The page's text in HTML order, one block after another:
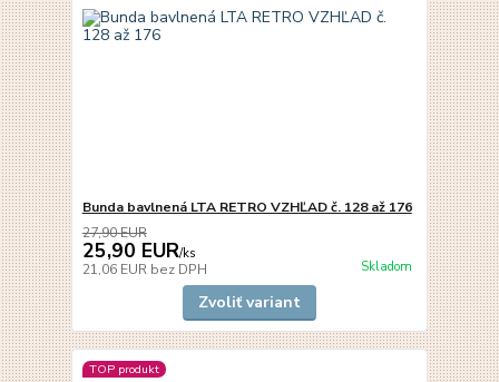
Bunda bavlnená LTA RETRO VZHĽAD č. 128 až 176
27,90 EUR
25,90 EUR/ks
21,06 EUR bez DPH Skladom
Zvoliť variant
TOP produkt